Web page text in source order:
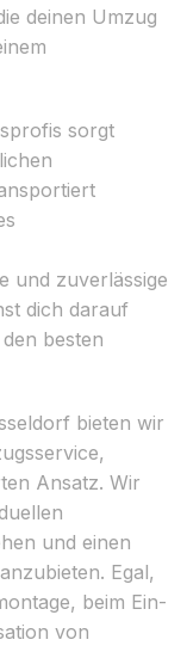
deinen Umzug
sorgt
und zuverlässige
dich darauf
besten
bieten wir
Ansatz. Wir
und einen
Egal,
beim Ein-
von